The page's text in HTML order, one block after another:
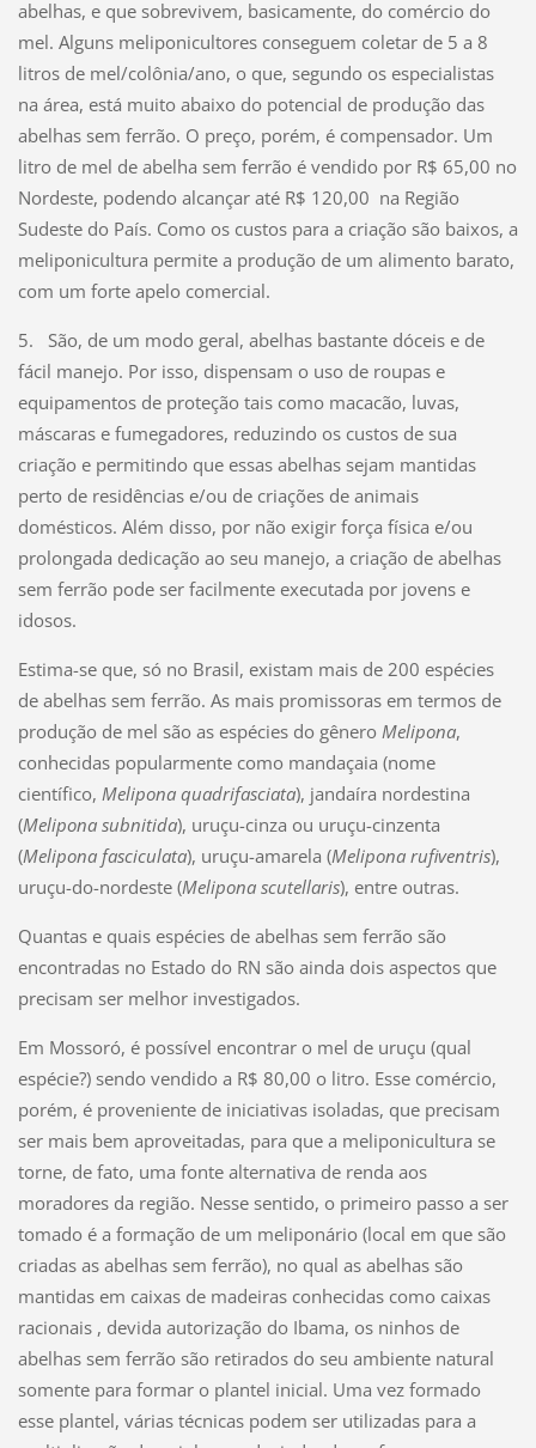
abelhas, e que sobrevivem, basicamente, do comércio do
mel. Alguns meliponicultores conseguem coletar de 5 a 8
litros de mel/colônia/ano, o que, segundo os especialistas
na área, está muito abaixo do potencial de produção das
abelhas sem ferrão. O preço, porém, é compensador. Um
litro de mel de abelha sem ferrão é vendido por R$ 65,00 no
Nordeste, podendo alcançar até R$ 120,00 na Região
Sudeste do País. Como os custos para a criação são baixos, a
meliponicultura permite a produção de um alimento barato,
com um forte apelo comercial.
5. São, de um modo geral, abelhas bastante dóceis e de
fácil manejo. Por isso, dispensam o uso de roupas e
equipamentos de proteção tais como macacão, luvas,
máscaras e fumegadores, reduzindo os custos de sua
criação e permitindo que essas abelhas sejam mantidas
perto de residências e/ou de criações de animais
domésticos. Além disso, por não exigir força física e/ou
prolongada dedicação ao seu manejo, a criação de abelhas
sem ferrão pode ser facilmente executada por jovens e
idosos.
Estima-se que, só no Brasil, existam mais de 200 espécies
de abelhas sem ferrão. As mais promissoras em termos de
produção de mel são as espécies do gênero Melipona,
conhecidas popularmente como mandaçaia (nome
científico, Melipona quadrifasciata), jandaíra nordestina
(Melipona subnitida), uruçu-cinza ou uruçu-cinzenta
(Melipona fasciculata), uruçu-amarela (Melipona rufiventris),
uruçu-do-nordeste (Melipona scutellaris), entre outras.
Quantas e quais espécies de abelhas sem ferrão são
encontradas no Estado do RN são ainda dois aspectos que
precisam ser melhor investigados.
Em Mossoró, é possível encontrar o mel de uruçu (qual
espécie?) sendo vendido a R$ 80,00 o litro. Esse comércio,
porém, é proveniente de iniciativas isoladas, que precisam
ser mais bem aproveitadas, para que a meliponicultura se
torne, de fato, uma fonte alternativa de renda aos
moradores da região. Nesse sentido, o primeiro passo a ser
tomado é a formação de um meliponário (local em que são
criadas as abelhas sem ferrão), no qual as abelhas são
mantidas em caixas de madeiras conhecidas como caixas
racionais , devida autorização do Ibama, os ninhos de
abelhas sem ferrão são retirados do seu ambiente natural
somente para formar o plantel inicial. Uma vez formado
esse plantel, várias técnicas podem ser utilizadas para a